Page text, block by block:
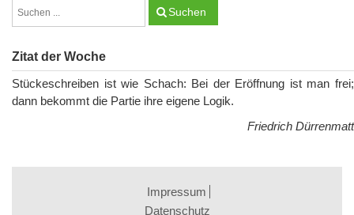
Suchen
Zitat der Woche
Stückeschreiben ist wie Schach: Bei der Eröffnung ist man frei;
dann bekommt die Partie ihre eigene Logik.
Friedrich Dürrenmatt
Impressum
Datenschutz